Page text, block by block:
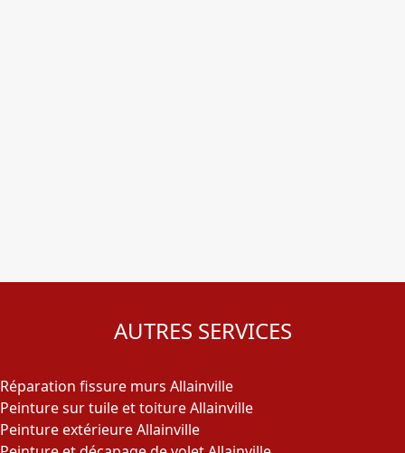
AUTRES SERVICES
Réparation fissure murs Allainville
Peinture sur tuile et toiture Allainville
Peinture extérieure Allainville